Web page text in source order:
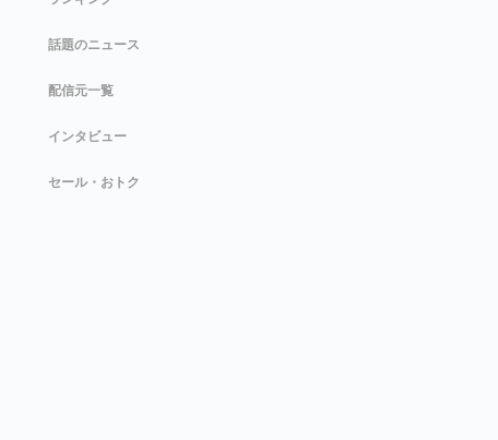
話題のニュース
配信元一覧
インタビュー
セール・おトク